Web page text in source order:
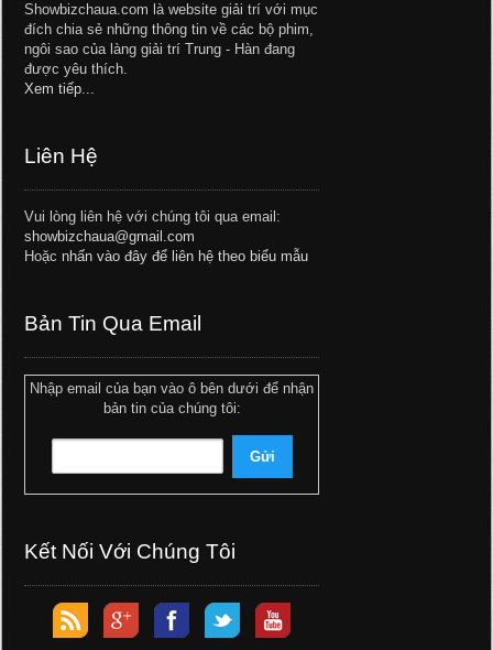
Showbizchaua.com là website giải trí với mục
đích chia sẻ những thông tin về các bộ phim,
ngôi sao của làng giải trí Trung - Hàn đang
được yêu thích.
Xem tiếp...
Liên Hệ
Vui lòng liên hệ với chúng tôi qua email:
showbizchaua@gmail.com
Hoặc nhấn vào đây để liên hệ theo biểu mẫu
Bản Tin Qua Email
Nhập email của bạn vào ô bên dưới để nhận
bản tin của chúng tôi:
Kết Nối Với Chúng Tôi